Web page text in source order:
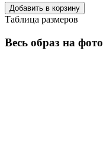
Добавить в корзину
Таблица размеров
Весь образ на фото